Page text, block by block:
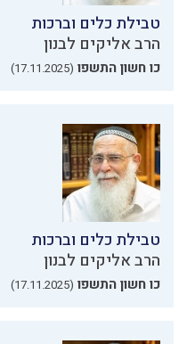
טבילת כלים וברכות
הרב אליקים לבנון
כו חשון התשפו (17.11.2025)
טבילת כלים וברכות
הרב אליקים לבנון
כו חשון התשפו (17.11.2025)